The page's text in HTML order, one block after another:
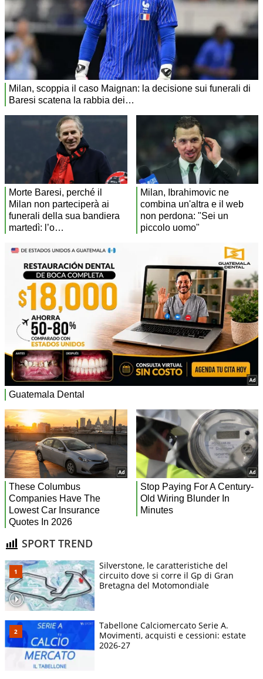
SPORT TREND
Silverstone, le caratteristiche del
circuito dove si corre il Gp di Gran
Bretagna del Motomondiale
Tabellone Calciomercato Serie A.
Movimenti, acquisti e cessioni: estate
2026-27